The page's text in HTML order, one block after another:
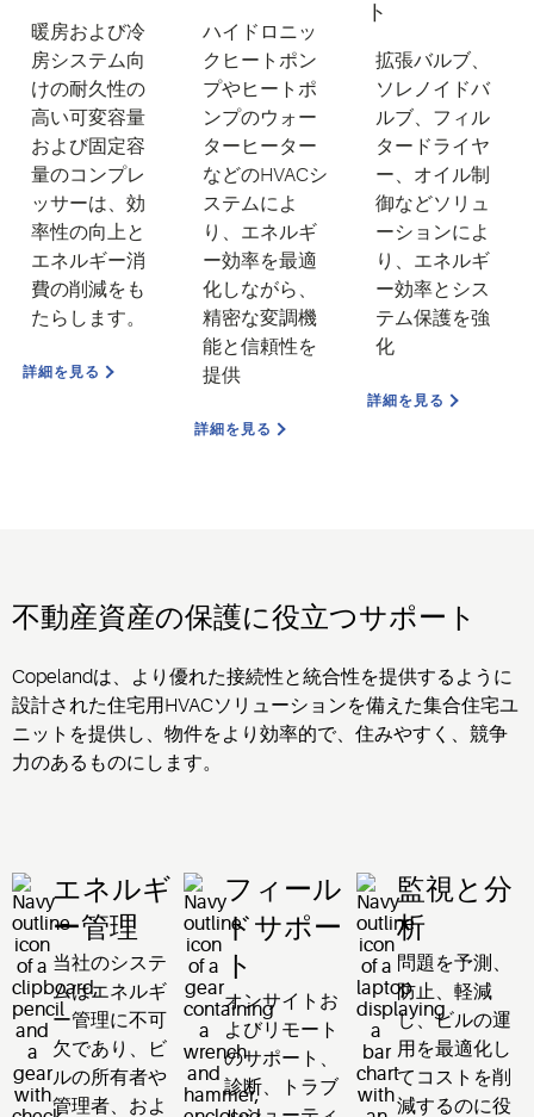
暖房および冷
房システム向
けの耐久性の
高い可変容量
および固定容
量のコンプレ
ッサーは、効
率性の向上と
エネルギー消
費の削減をも
たらします。
詳細を見る
ハイドロニッ
クヒートポン
プやヒートポ
ンプのウォー
ターヒーター
などのHVACシ
ステムによ
り、 エネルギ
ー効率を最適
化しながら、
精密な変調機
能と信頼性を
提供
詳細を見る
ト
拡張バルブ、
ソレノイドバ
ルブ、 フィル
タードライヤ
ー、 オイル制
御などソリュ
ーションによ
り、エネルギ
ー効率とシス
テム保護を強
化
詳細を見る
不動産資産の保護に役立つサポート
Copelandは、より優れた接続性と統合性を提供するように
設計された住宅用HVACソリューションを備えた集合住宅ユ
ニット を提供し、 物件をより効率的で、 住みやすく、 競争
力のあるものにします。
エネルギ
ー管理
当社のシステ
ムはエネルギ
ー管理に不可
欠であり、
ビ
ルの所有者や
管理者、 およ
フィール
ドサポー
ト
オンサイトお
よびリモート
のサポート、
診断、トラブ
監視と分
析
問題を予測、
防止、 軽減
し、ビルの運
用を最適化し
て コストを削
減するのに役